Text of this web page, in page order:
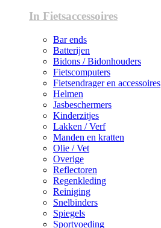
In Fietsaccessoires
Bar ends
Batterijen
Bidons / Bidonhouders
Fietscomputers
Fietsendrager en accessoires
Helmen
Jasbeschermers
Kinderzitjes
Lakken / Verf
Manden en kratten
Olie / Vet
Overige
Reflectoren
Regenkleding
Reiniging
Snelbinders
Spiegels
Sportvoeding